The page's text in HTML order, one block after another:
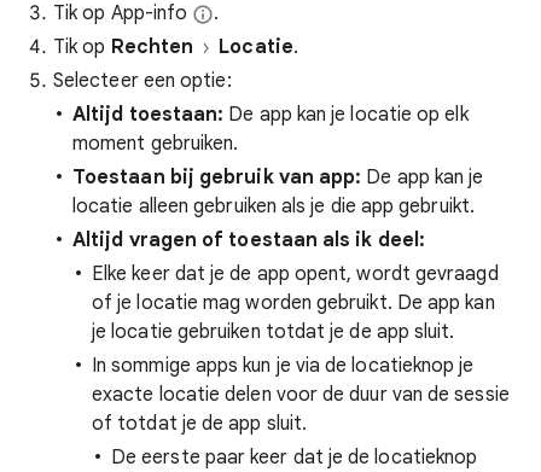
Tik op App-info
.
Tik op Rechten Locatie.
Selecteer een optie:
Altijd toestaan: De app kan je locatie op elk
moment gebruiken.
Toestaan bij gebruik van app: De app kan je
locatie alleen gebruiken als je die app gebruikt.
Altijd vragen of toestaan als ik deel:
Elke keer dat je de app opent, wordt gevraagd
of je locatie mag worden gebruikt. De app kan
je locatie gebruiken totdat je de app sluit.
In sommige apps kun je via de locatieknop je
exacte locatie delen voor de duur van de sessie
of totdat je de app sluit.
De eerste paar keer dat je de locatieknop